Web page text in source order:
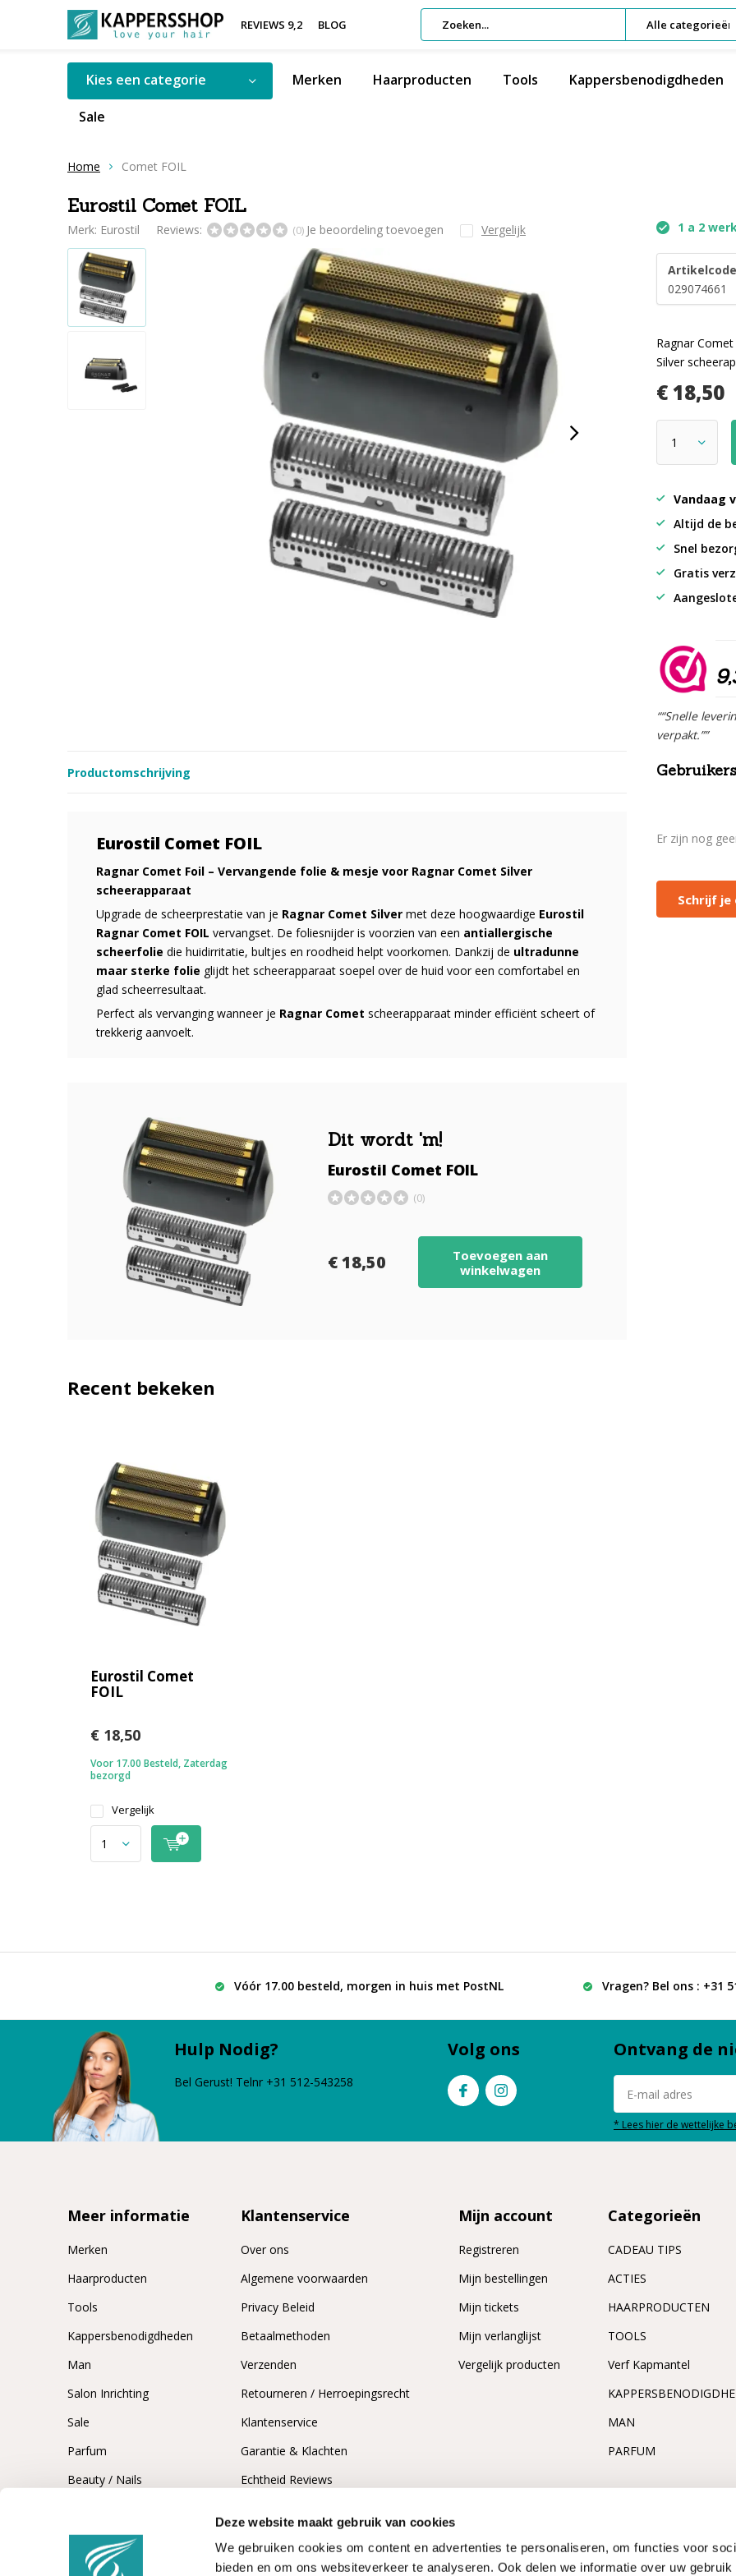
Deze website maakt gebruik van cookies
We gebruiken cookies om content en advertenties te personaliseren, om functies voor
bieden en om ons websiteverkeer te analyseren. Ook delen we informatie over uw
REVIEWS 9,2 BLOG Alle categorieën
Kies een categorie Merken Haarproducten Tools Kappersbenodigdheden
Sale
Home Comet FOIL
Eurostil Comet FOIL
Merk: Eurostil Reviews: (0) Je beoordeling toevoegen Vergelijk 1 a 2
029074661
Ragnar
Silver
€ 18,50
Vandaag
Altijd de
Snel
Gratis
““Snelle
verpakt.””
Productomschrijving
Eurostil Comet FOIL
Ragnar Comet Foil – Vervangende folie & mesje voor Ragnar Comet Silver
scheerapparaat
Upgrade de scheerprestatie van je Ragnar Comet Silver met deze hoogwaardige Eurostil
Ragnar Comet FOIL vervangset. De foliesnijder is voorzien van een antiallergische
scheerfolie die huidirritatie, bultjes en roodheid helpt voorkomen. Dankzij de ultradunne
maar sterke folie glijdt het scheerapparaat soepel over de huid voor een comfortabel en
glad scheerresultaat.
Perfect als vervanging wanneer je Ragnar Comet scheerapparaat minder efficiënt scheert of
trekkerig aanvoelt.
Dit wordt 'm!
Eurostil Comet FOIL
(0)
€ 18,50
Toevoegen aan
winkelwagen
Er zijn nog
Schrijf
Recent bekeken
Eurostil Comet
FOIL
€ 18,50
Voor 17.00 Besteld, Zaterdag
bezorgd
Vergelijk
Vóór 17.00 besteld, morgen in huis met PostNL Vragen? Bel ons : +31
Hulp Nodig?
Bel Gerust! Telnr +31 512-543258
Volg ons Ontvang de
* Lees hier de wettelijke
Meer informatie
Merken
Haarproducten
Tools
Kappersbenodigdheden
Man
Salon Inrichting
Sale
Parfum
Beauty / Nails
Klantenservice
Over ons
Algemene voorwaarden
Privacy Beleid
Betaalmethoden
Verzenden
Retourneren / Herroepingsrecht
Klantenservice
Garantie & Klachten
Echtheid Reviews
Mijn account
Registreren
Mijn bestellingen
Mijn tickets
Mijn verlanglijst
Vergelijk producten
Categorieën
CADEAU TIPS
ACTIES
HAARPRODUCTEN
TOOLS
Verf Kapmantel
MAN
PARFUM